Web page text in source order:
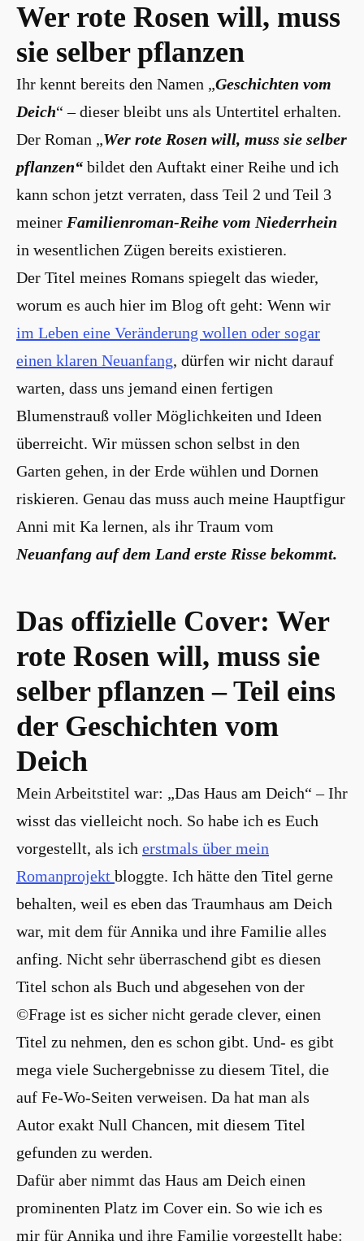
Wer rote Rosen will, muss
sie selber pflanzen
Ihr kennt bereits den Namen „Geschichten vom
Deich“ – dieser bleibt uns als Untertitel erhalten.
Der Roman „Wer rote Rosen will, muss sie selber
pflanzen“ bildet den Auftakt einer Reihe und ich
kann schon jetzt verraten, dass Teil 2 und Teil 3
meiner Familienroman-Reihe vom Niederrhein
in wesentlichen Zügen bereits existieren.
Der Titel meines Romans spiegelt das wieder,
worum es auch hier im Blog oft geht: Wenn wir
im Leben eine Veränderung wollen oder sogar
einen klaren Neuanfang, dürfen wir nicht darauf
warten, dass uns jemand einen fertigen
Blumenstrauß voller Möglichkeiten und Ideen
überreicht. Wir müssen schon selbst in den
Garten gehen, in der Erde wühlen und Dornen
riskieren. Genau das muss auch meine Hauptfigur
Anni mit Ka lernen, als ihr Traum vom
Neuanfang auf dem Land erste Risse bekommt.
Das offizielle Cover: Wer
rote Rosen will, muss sie
selber pflanzen – Teil eins
der Geschichten vom
Deich
Mein Arbeitstitel war: „Das Haus am Deich“ – Ihr
wisst das vielleicht noch. So habe ich es Euch
vorgestellt, als ich erstmals über mein
Romanprojekt bloggte. Ich hätte den Titel gerne
behalten, weil es eben das Traumhaus am Deich
war, mit dem für Annika und ihre Familie alles
anfing. Nicht sehr überraschend gibt es diesen
Titel schon als Buch und abgesehen von der
©Frage ist es sicher nicht gerade clever, einen
Titel zu nehmen, den es schon gibt. Und- es gibt
mega viele Suchergebnisse zu diesem Titel, die
auf Fe-Wo-Seiten verweisen. Da hat man als
Autor exakt Null Chancen, mit diesem Titel
gefunden zu werden.
Dafür aber nimmt das Haus am Deich einen
prominenten Platz im Cover ein. So wie ich es
mir für Annika und ihre Familie vorgestellt habe: